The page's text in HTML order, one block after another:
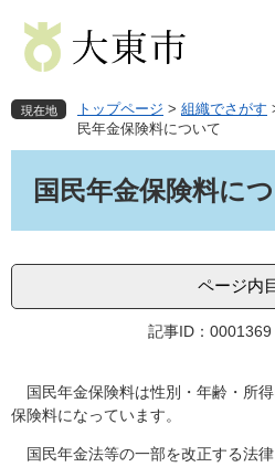
先
で
を
ば
へ
現在地 トップページ > 組織でさがす
民年金保険料について
国民年金保険料に
ページ内
記事ID：0001369
国民年金保険料は性別・年齢・所
保険料になっています。
国民年金法等の一部を改正する法